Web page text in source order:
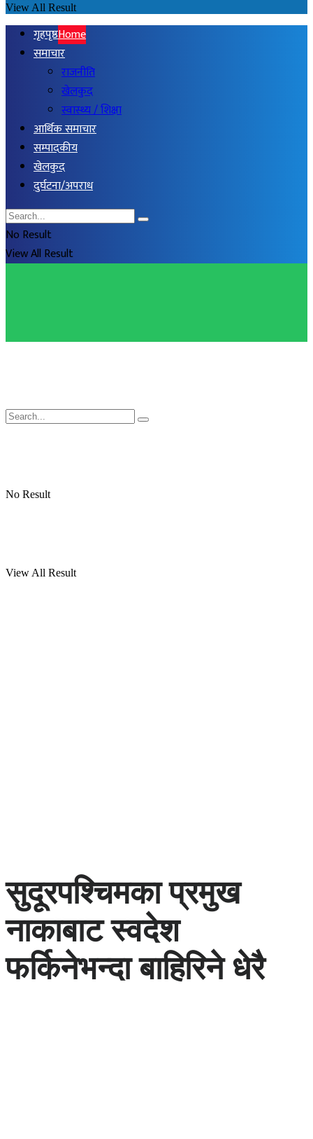
View All Result
गृहपृष्ठHome
समाचार
राजनीति
खेलकुद
स्वास्थ्य / शिक्षा
आर्थिक समाचार
सम्पादकीय
खेलकुद
दुर्घटना/अपराध
No Result
View All Result
No Result
View All Result
सुदूरपश्चिमका प्रमुख
नाकाबाट स्वदेश
फर्किनेभन्दा बाहिरिने धेरै